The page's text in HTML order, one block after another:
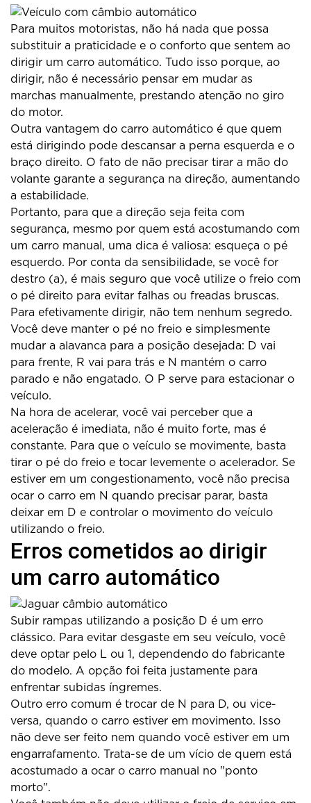
Para muitos motoristas, não há nada que possa
substituir a praticidade e o conforto que sentem ao
dirigir um carro automático. Tudo isso porque, ao
dirigir, não é necessário pensar em mudar as
marchas manualmente, prestando atenção no giro
do motor.
Outra vantagem do carro automático é que quem
está dirigindo pode descansar a perna esquerda e o
braço direito. O fato de não precisar tirar a mão do
volante garante a segurança na direção, aumentando
a estabilidade.
Portanto, para que a direção seja feita com
segurança, mesmo por quem está acostumando com
um carro manual, uma dica é valiosa: esqueça o pé
esquerdo. Por conta da sensibilidade, se você for
destro (a), é mais seguro que você utilize o freio com
o pé direito para evitar falhas ou freadas bruscas.
Para efetivamente dirigir, não tem nenhum segredo.
Você deve manter o pé no freio e simplesmente
mudar a alavanca para a posição desejada: D vai
para frente, R vai para trás e N mantém o carro
parado e não engatado. O P serve para estacionar o
veículo.
Na hora de acelerar, você vai perceber que a
aceleração é imediata, não é muito forte, mas é
constante. Para que o veículo se movimente, basta
tirar o pé do freio e tocar levemente o acelerador. Se
estiver em um congestionamento, você não precisa
ocar o carro em N quando precisar parar, basta
deixar em D e controlar o movimento do veículo
utilizando o freio.
Erros cometidos ao dirigir
um carro automático
Subir rampas utilizando a posição D é um erro
clássico. Para evitar desgaste em seu veículo, você
deve optar pelo L ou 1, dependendo do fabricante
do modelo. A opção foi feita justamente para
enfrentar subidas íngremes.
Outro erro comum é trocar de N para D, ou vice-
versa, quando o carro estiver em movimento. Isso
não deve ser feito nem quando você estiver em um
engarrafamento. Trata-se de um vício de quem está
acostumado a ocar o carro manual no "ponto
morto".